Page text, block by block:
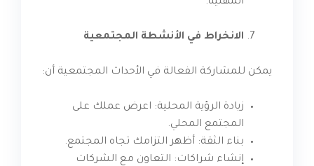
الانخراط في الأنشطة المجتمعية
يمكن للمشاركة الفعالة في الأحداث المجتمعية أن:
زيادة الرؤية المحلية: اعرض عملك على
المجتمع المحلي.
بناء الثقة: أظهر التزامك تجاه المجتمع.
إنشاء شراكات: التعاون مع الشركات